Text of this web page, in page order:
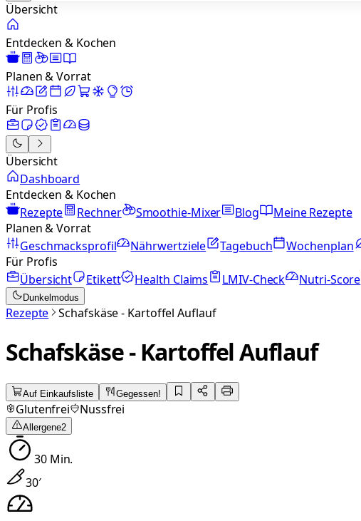
Übersicht
Entdecken & Kochen
Planen & Vorrat
Für Profis
Übersicht
Dashboard
Entdecken & Kochen
Rezepte
Rechner Smoothie-Mixer Blog
Meine Rezepte
Planen & Vorrat
Geschmacksprofil
Nährwertziele Tagebuch Wochenplan
Für Profis
Übersicht
Etikett Health Claims LMIV-Check Nutri-Score
Dunkelmodus
Rezepte Schafskäse - Kartoffel Auflauf
Schafskäse - Kartoffel Auflauf
Auf Einkaufsliste Gegessen!
Glutenfrei Nussfrei
Allergene2
30Min.
30′